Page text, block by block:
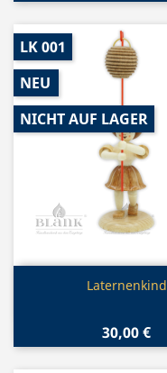
Vorschau
Laternenkind
30,00 €
LK 001
NEU
NICHT AUF LAGER